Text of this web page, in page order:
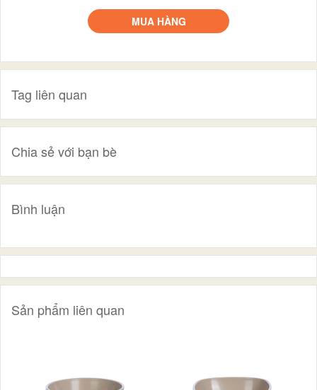
MUA HÀNG
Tag liên quan
Chia sẻ với bạn bè
Bình luận
Sản phẩm liên quan